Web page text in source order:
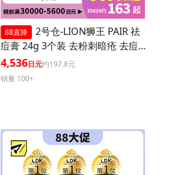
88直降
2号仓-LION狮王 PAIR 祛
痘膏 24g 3个装 去粉刺暗疮 去痘
印修复痘坑 舒缓炎症红肿【第2类
医药品】
4,536日元约197.8元
销量 100+